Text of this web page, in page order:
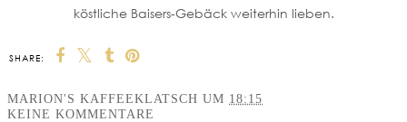
köstliche Baisers-Gebäck weiterhin lieben.
SHARE:
MARION'S KAFFEEKLATSCH UM 18:15
KEINE KOMMENTARE